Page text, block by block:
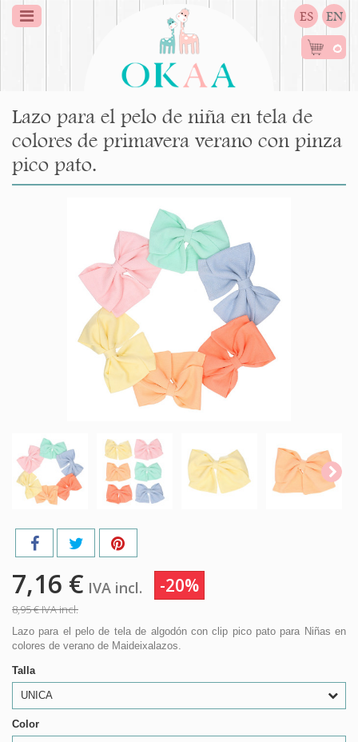
ES EN
0
Lazo para el pelo de niña en tela de
colores de primavera verano con pinza
pico pato.
7,16 € IVA incl. -20%
8,95 €IVA incl.
Lazo para el pelo de tela de algodón con clip pico pato para Niñas en
colores de verano de Maideixalazos.
Talla
UNICA
Color